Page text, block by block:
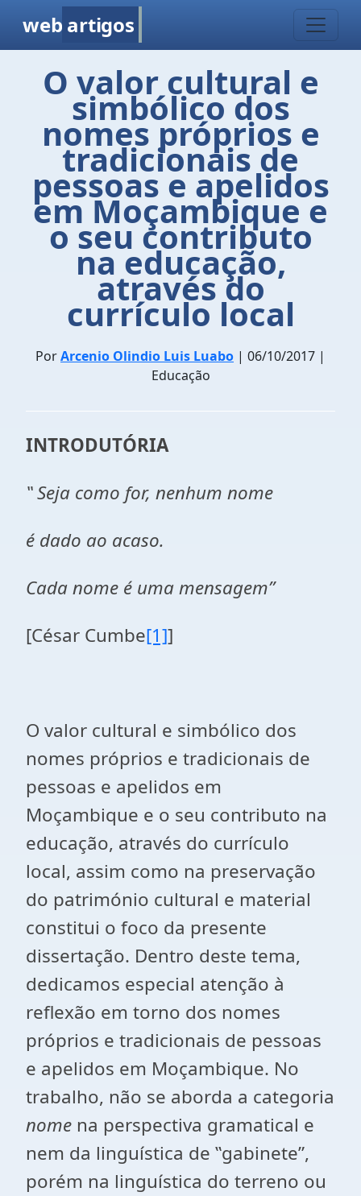
web artigos
O valor cultural e
simbólico dos
nomes próprios e
tradicionais de
pessoas e apelidos
em Moçambique e
o seu contributo
na educação,
através do
currículo local
PorArcenio Olindio Luis Luabo | 06/10/2017 |
Educação
INTRODUTÓRIA
‟Seja como for, nenhum nome
é dado ao acaso.
Cada nome é uma mensagem”
[César Cumbe[1]]
O valor cultural e simbólico dos
nomes próprios e tradicionais de
pessoas e apelidos em
Moçambique e o seu contributo na
educação, através do currículo
local, assim como na preservação
do património cultural e material
constitui o foco da presente
dissertação. Dentro deste tema,
dedicamos especial atenção à
reflexão em torno dos nomes
próprios e tradicionais de pessoas
e apelidos em Moçambique. No
trabalho, não se aborda a categoria
nome na perspectiva gramatical e
nem da linguística de ‟gabinete”,
porém na linguística do terreno ou